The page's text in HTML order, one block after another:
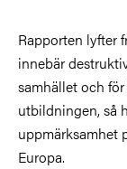
Rapporten lyfter
innebär
samhället och
utbildningen, så
uppmärksamhet
Europa.